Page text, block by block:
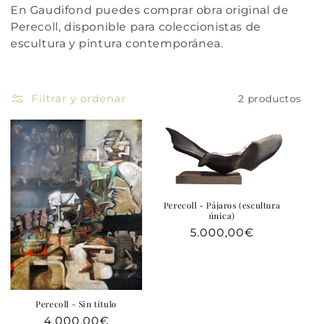
En Gaudifond puedes comprar obra original de
Perecoll, disponible para coleccionistas de
escultura y pintura contemporánea.
Filtrar y ordenar 2 productos
Perecoll - Sin título
Precio
4.000,00€
Perecoll - Pájaros (escultura
única)
Precio
5.000,00€